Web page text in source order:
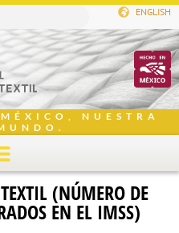
ENGLISH
NUESTRA
(NÚMERO DE
EN EL IMSS)